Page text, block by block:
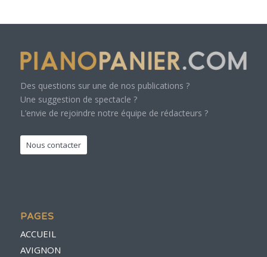
Des questions sur une de nos publications ?
Une suggestion de spectacle ?
L’envie de rejoindre notre équipe de rédacteurs ?
Nous contacter
PAGES
ACCUEIL
AVIGNON